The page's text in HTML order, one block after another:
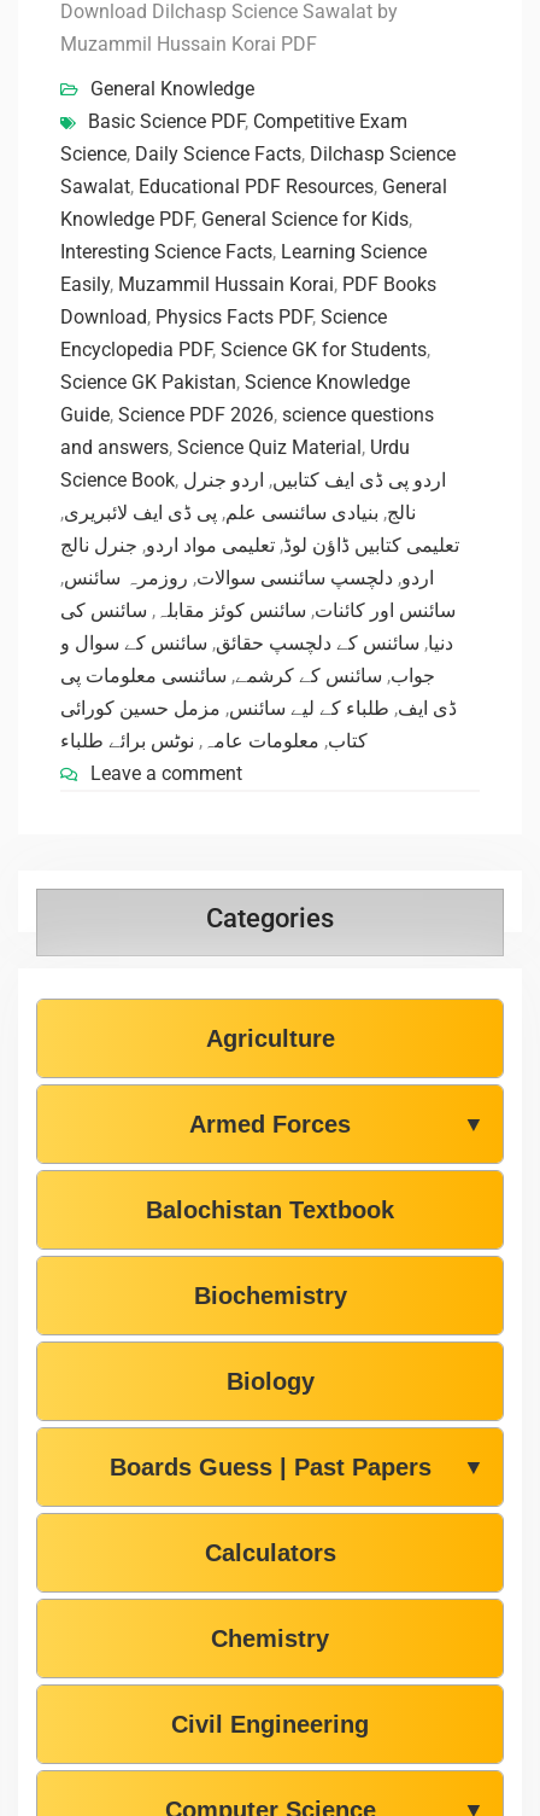
Download Dilchasp Science Sawalat by
Muzammil Hussain Korai PDF
General Knowledge
Basic Science PDF, Competitive Exam
Science, Daily Science Facts, Dilchasp Science
Sawalat, Educational PDF Resources, General
Knowledge PDF, General Science for Kids,
Interesting Science Facts, Learning Science
Easily, Muzammil Hussain Korai, PDF Books
Download, Physics Facts PDF, Science
Encyclopedia PDF, Science GK for Students,
Science GK Pakistan, Science Knowledge
Guide, Science PDF 2026, science questions
and answers, Science Quiz Material, Urdu
Science Book, اردو پی ڈی ایف کتابیں, اردو جنرل
نالج, بنیادی سائنسی علم, پی ڈی ایف لائبریری,
تعلیمی کتابیں ڈاؤن لوڈ, تعلیمی مواد اردو, جنرل نالج
اردو, دلچسپ سائنسی سوالات, روزمرہ سائنس,
سائنس اور کائنات, سائنس کوئز مقابلہ , سائنس کی
دنیا, سائنس کے دلچسپ حقائق, سائنس کے سوال و
جواب, سائنس کے کرشمے, سائنسی معلومات پی
ڈی ایف, طلباء کے لیے سائنس, مزمل حسین کورائی
کتاب, معلومات عامہ , نوٹس برائے طلباء
Leave a comment
Categories
Agriculture
Armed Forces ▼
Balochistan Textbook
Biochemistry
Biology
Boards Guess | Past Papers ▼
Calculators
Chemistry
Civil Engineering
Computer Science ▼